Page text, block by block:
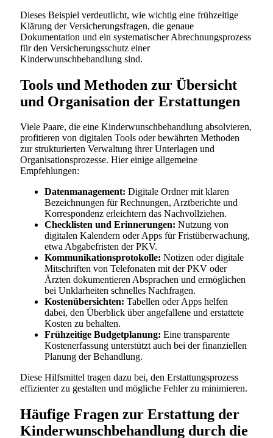
Dieses Beispiel verdeutlicht, wie wichtig eine frühzeitige
Klärung der Versicherungsfragen, die genaue
Dokumentation und ein systematischer Abrechnungsprozess
für den Versicherungsschutz einer
Kinderwunschbehandlung sind.
Tools und Methoden zur Übersicht
und Organisation der Erstattungen
Viele Paare, die eine Kinderwunschbehandlung absolvieren,
profitieren von digitalen Tools oder bewährten Methoden
zur strukturierten Verwaltung ihrer Unterlagen und
Organisationsprozesse. Hier einige allgemeine
Empfehlungen:
Datenmanagement: Digitale Ordner mit klaren
Bezeichnungen für Rechnungen, Arztberichte und
Korrespondenz erleichtern das Nachvollziehen.
Checklisten und Erinnerungen: Nutzung von
digitalen Kalendern oder Apps für Fristüberwachung,
etwa Abgabefristen der PKV.
Kommunikationsprotokolle: Notizen oder digitale
Mitschriften von Telefonaten mit der PKV oder
Ärzten dokumentieren Absprachen und ermöglichen
bei Unklarheiten schnelles Nachfragen.
Kostenübersichten: Tabellen oder Apps helfen
dabei, den Überblick über angefallene und erstattete
Kosten zu behalten.
Frühzeitige Budgetplanung: Eine transparente
Kostenerfassung unterstützt auch bei der finanziellen
Planung der Behandlung.
Diese Hilfsmittel tragen dazu bei, den Erstattungsprozess
effizienter zu gestalten und mögliche Fehler zu minimieren.
Häufige Fragen zur Erstattung der
Kinderwunschbehandlung durch die